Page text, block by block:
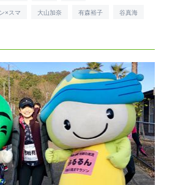
×スマ 大山加奈 有森裕子 谷真海